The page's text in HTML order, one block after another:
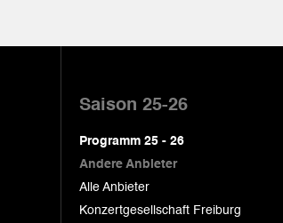
Saison 25-26
Programm 25 - 26
Andere Anbieter
Alle Anbieter
Konzertgesellschaft Freiburg